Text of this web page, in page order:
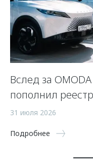
Вслед за
пополнил
31 июля 2026
Подробнее